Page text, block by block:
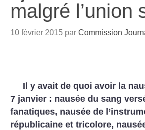
malgré l’union
10 février 2015 parCommission
Il y avait de quoi avoir la
7 janvier : nausée du sang
fanatiques, nausée de
républicaine et tricolore,